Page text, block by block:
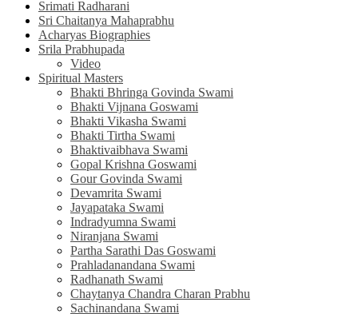
Srimati Radharani
Sri Chaitanya Mahaprabhu
Acharyas Biographies
Srila Prabhupada
Video
Spiritual Masters
Bhakti Bhringa Govinda Swami
Bhakti Vijnana Goswami
Bhakti Vikasha Swami
Bhakti Tirtha Swami
Bhaktivaibhava Swami
Gopal Krishna Goswami
Gour Govinda Swami
Devamrita Swami
Jayapataka Swami
Indradyumna Swami
Niranjana Swami
Partha Sarathi Das Goswami
Prahladanandana Swami
Radhanath Swami
Chaytanya Chandra Charan Prabhu
Sachinandana Swami